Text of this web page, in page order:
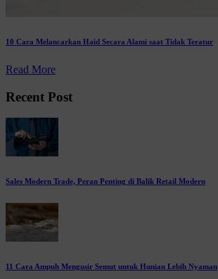
10 Cara Melancarkan Haid Secara Alami saat Tidak Teratur
Read More
Recent Post
Sales Modern Trade, Peran Penting di Balik Retail Modern
11 Cara Ampuh Mengusir Semut untuk Hunian Lebih Nyaman